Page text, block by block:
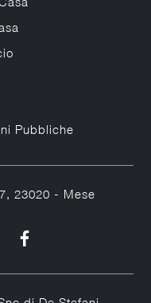
Pubbliche
23020 - Mese